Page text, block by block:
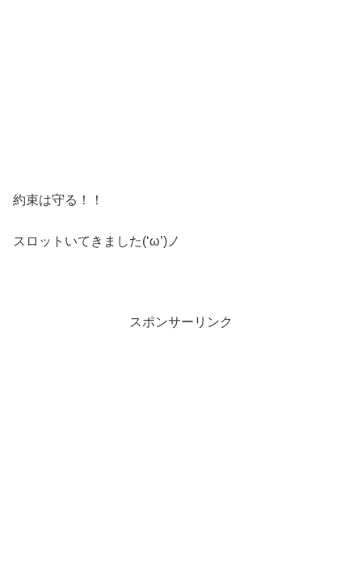
約束は守る！！
スロットいてきました(‘ω’)ノ
スポンサーリンク